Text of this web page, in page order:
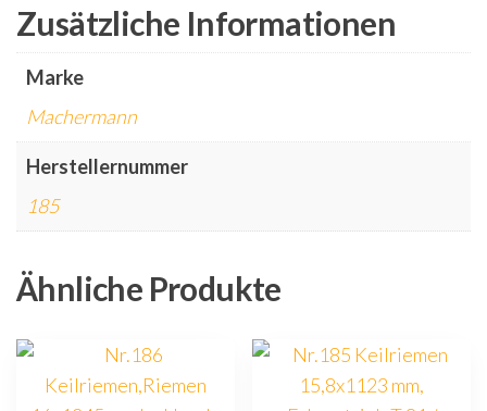
Zusätzliche Informationen
Marke
Machermann
Herstellernummer
185
Ähnliche Produkte